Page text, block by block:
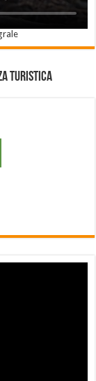
Turistica